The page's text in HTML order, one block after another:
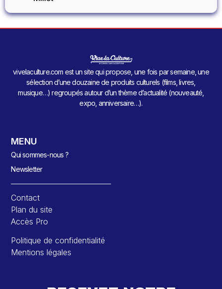
vivelaculture.com est un site qui propose, une fois par semaine, une
sélection d’une douzaine de produits culturels (films, livres,
musique…) regroupés autour d’un thème d’actualité (nouveauté,
expo, anniversaire…).
MENU
Qui sommes-nous ?
Newsletter
Contact
Plan du site
Accès Pro
Politique de confidentialité
Mentions légales